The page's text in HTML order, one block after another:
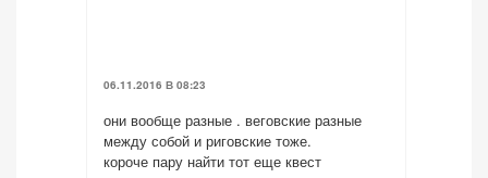
06.11.2016 В 08:23
они вообще разные . веговские разные
между собой и риговские тоже.
короче пару найти тот еще квест